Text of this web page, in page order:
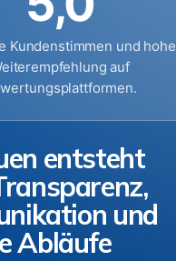
Kundenstimmen und hohe
auf
entsteht
und
Abläufe